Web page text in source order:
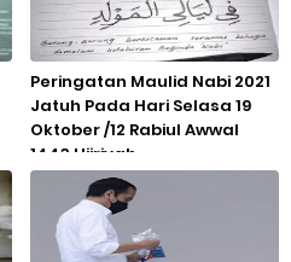
Peringatan Maulid Nabi 2021
Jatuh Pada Hari Selasa 19
Oktober /12 Rabiul Awwal
1443 Hijriyah